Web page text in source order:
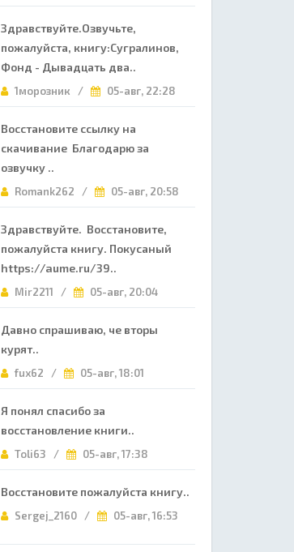
Здравствуйте.Озвучьте,
пожалуйста, книгу:Сугралинов,
Фонд - Дывадцать два..
1морозник / 05-авг, 22:28
Восстановите ссылку на
скачивание Благодарю за
озвучку ..
Romank262 / 05-авг, 20:58
Здравствуйте. Восстановите,
пожалуйста книгу. Покусаный
https://aume.ru/39..
Mir2211 / 05-авг, 20:04
Давно спрашиваю, че вторы
курят..
fux62 / 05-авг, 18:01
Я понял спасибо за
восстановление книги..
Toli63 / 05-авг, 17:38
Восстановите пожалуйста книгу..
Sergej_2160 / 05-авг, 16:53